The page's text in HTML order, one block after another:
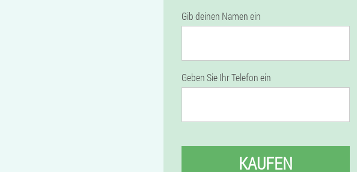
Gib deinen Namen ein
Geben Sie Ihr Telefon ein
KAUFEN